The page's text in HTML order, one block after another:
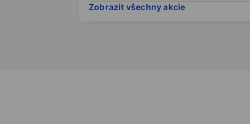
Zobrazit všechny akcie